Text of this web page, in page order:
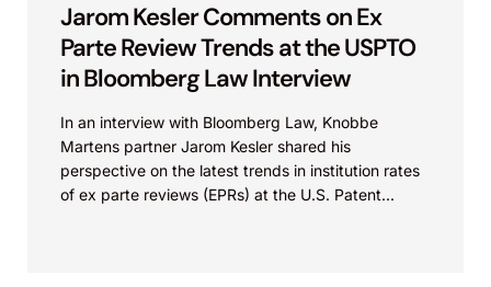
Jarom Kesler Comments on Ex
Parte Review Trends at the USPTO
in Bloomberg Law Interview
In an interview with Bloomberg Law, Knobbe
Martens partner Jarom Kesler shared his
perspective on the latest trends in institution rates
of ex parte reviews (EPRs) at the U.S. Patent...